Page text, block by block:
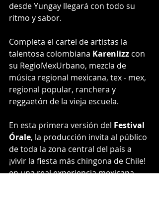
desde Yungay llegará con todo su
ritmo y sabor.
Completa el cartel de artistas la
talentosa colombiana Karenlizz con
su RegioMexUrbano, mezcla de
música regional mexicana, tex - mex,
regional popular, ranchera y
reggaetón de la vieja escuela.
En esta primera versión del Festival
Órale, la producción invita al público
de toda la zona central del país a
¡vivir la fiesta más chingona de Chile!
en una real experiencia mexicana,